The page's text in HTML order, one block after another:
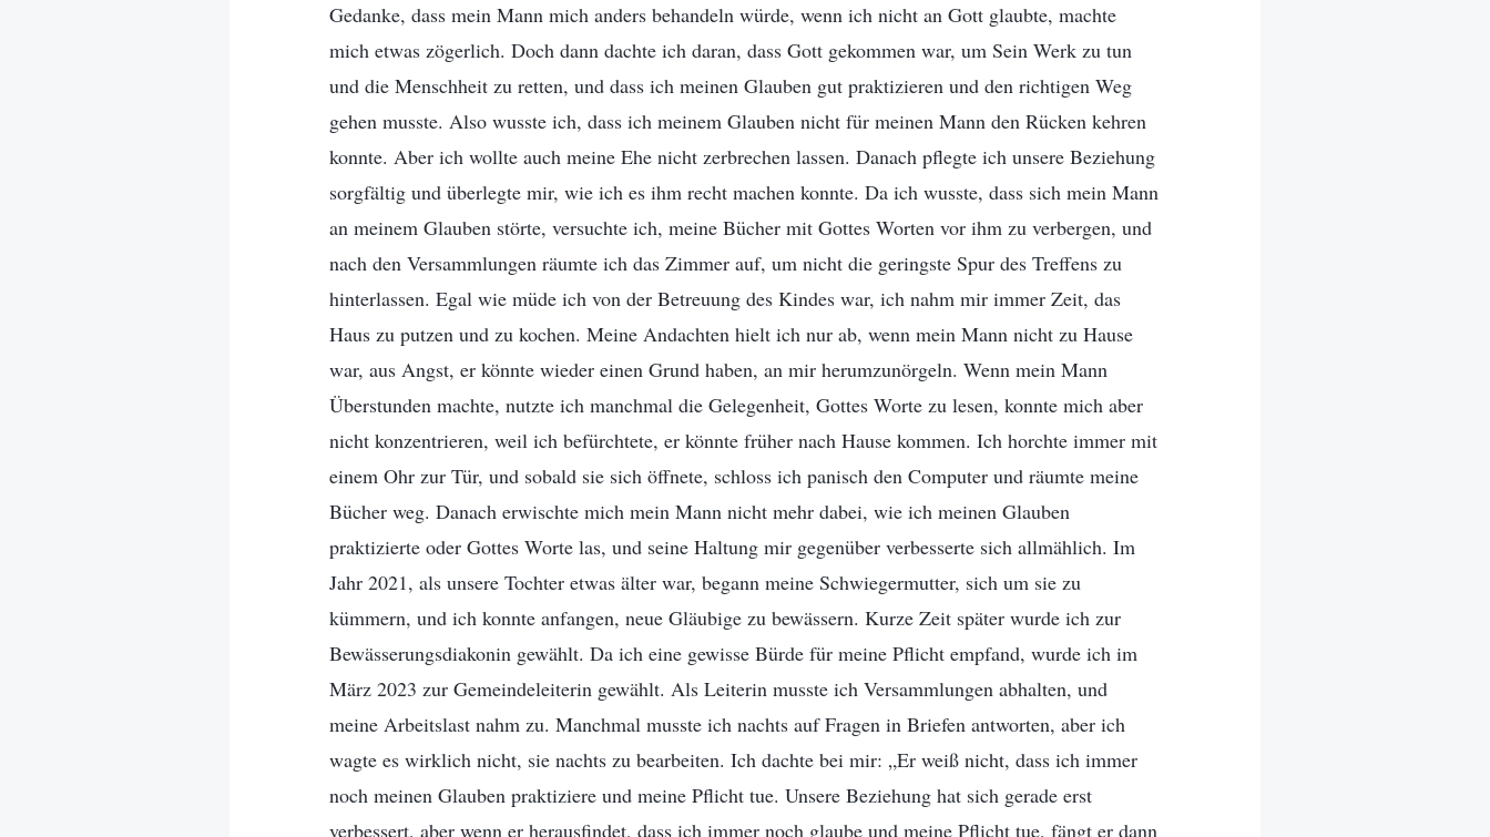
Gedanke, dass mein Mann mich anders behandeln würde, wenn ich nicht an Gott glaubte, machte
mich etwas zögerlich. Doch dann dachte ich daran, dass Gott gekommen war, um Sein Werk zu tun
und die Menschheit zu retten, und dass ich meinen Glauben gut praktizieren und den richtigen Weg
gehen musste. Also wusste ich, dass ich meinem Glauben nicht für meinen Mann den Rücken kehren
konnte. Aber ich wollte auch meine Ehe nicht zerbrechen lassen. Danach pflegte ich unsere Beziehung
sorgfältig und überlegte mir, wie ich es ihm recht machen konnte. Da ich wusste, dass sich mein Mann
an meinem Glauben störte, versuchte ich, meine Bücher mit Gottes Worten vor ihm zu verbergen, und
nach den Versammlungen räumte ich das Zimmer auf, um nicht die geringste Spur des Treffens zu
hinterlassen. Egal wie müde ich von der Betreuung des Kindes war, ich nahm mir immer Zeit, das
Haus zu putzen und zu kochen. Meine Andachten hielt ich nur ab, wenn mein Mann nicht zu Hause
war, aus Angst, er könnte wieder einen Grund haben, an mir herumzunörgeln. Wenn mein Mann
Überstunden machte, nutzte ich manchmal die Gelegenheit, Gottes Worte zu lesen, konnte mich aber
nicht konzentrieren, weil ich befürchtete, er könnte früher nach Hause kommen. Ich horchte immer mit
einem Ohr zur Tür, und sobald sie sich öffnete, schloss ich panisch den Computer und räumte meine
Bücher weg. Danach erwischte mich mein Mann nicht mehr dabei, wie ich meinen Glauben
praktizierte oder Gottes Worte las, und seine Haltung mir gegenüber verbesserte sich allmählich. Im
Jahr 2021, als unsere Tochter etwas älter war, begann meine Schwiegermutter, sich um sie zu
kümmern, und ich konnte anfangen, neue Gläubige zu bewässern. Kurze Zeit später wurde ich zur
Bewässerungsdiakonin gewählt. Da ich eine gewisse Bürde für meine Pflicht empfand, wurde ich im
März 2023 zur Gemeindeleiterin gewählt. Als Leiterin musste ich Versammlungen abhalten, und
meine Arbeitslast nahm zu. Manchmal musste ich nachts auf Fragen in Briefen antworten, aber ich
wagte es wirklich nicht, sie nachts zu bearbeiten. Ich dachte bei mir: „Er weiß nicht, dass ich immer
noch meinen Glauben praktiziere und meine Pflicht tue. Unsere Beziehung hat sich gerade erst
verbessert, aber wenn er herausfindet, dass ich immer noch glaube und meine Pflicht tue, fängt er dann